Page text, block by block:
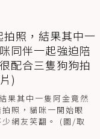
果其中一隻阿金竟然
照，貓咪一開始眼
網友笑翻。 (圖/取